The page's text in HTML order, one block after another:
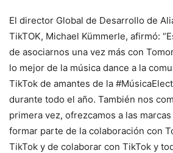
El director Global de Desarrollo de
TikTOK, Michael Kümmerle, afirmó:
de asociarnos una vez más con
lo mejor de la música dance a la
TikTok de amantes de la
durante todo el año. También nos
primera vez, ofrezcamos a las
formar parte de la colaboración con
TikTok y de colaborar con TikTok y